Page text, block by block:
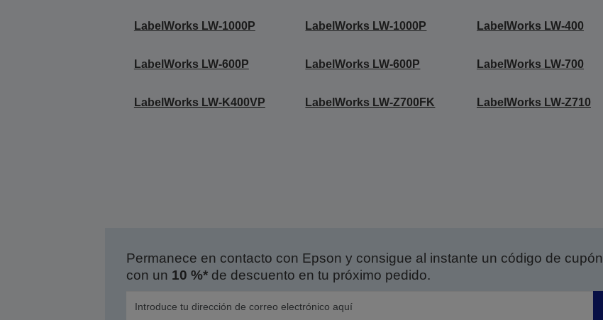
LabelWorks LW-1000P LabelWorks LW-1000P LabelWorks LW-400
LabelWorks LW-600P LabelWorks LW-600P LabelWorks LW-700
LabelWorks LW-K400VP LabelWorks LW-Z700FK LabelWorks LW-Z710
Permanece en contacto con Epson y consigue al instante un código de cupón
con un 10 %*de descuento en tu próximo pedido.